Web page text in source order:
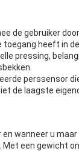
de gebruiker
toegang heeft in
pressing,
de laagste
wanneer u
een gewicht